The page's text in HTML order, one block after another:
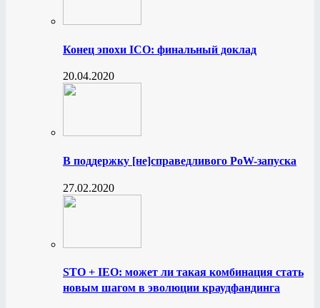
Конец эпохи ICO: финальный доклад
20.04.2020
В поддержку [не]справедливого PoW-запуска
27.02.2020
STO + IEO: может ли такая комбинация стать
новым шагом в эволюции краудфандинга